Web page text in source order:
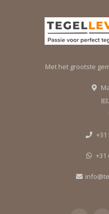
Met het grootste
+31
+31